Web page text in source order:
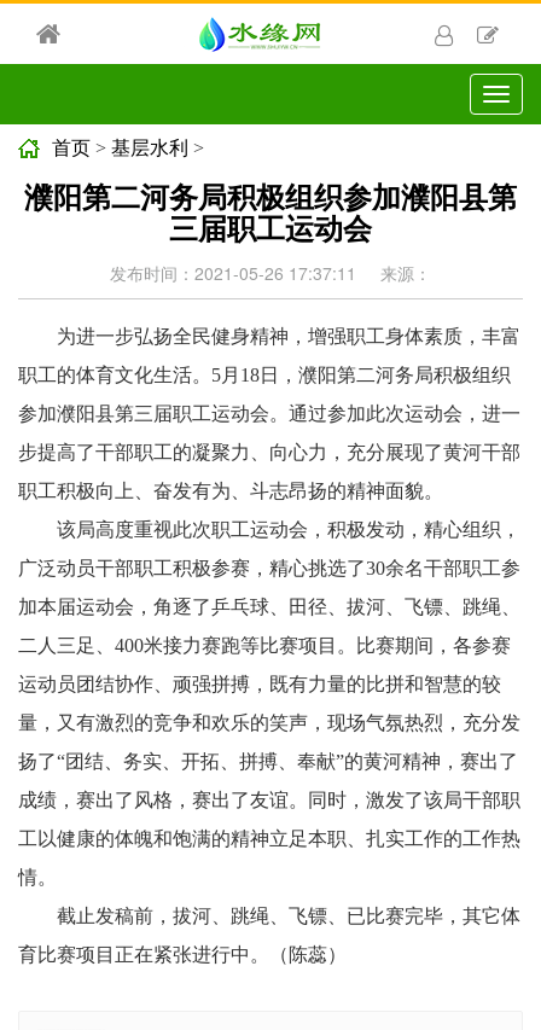
切
换
首页 > 基层水利 >
濮阳第二河务局积极组织参加濮阳县第
三届职工运动会
发布时间：2021-05-26 17:37:11 来源：
为进一步弘扬全民健身精神，增强职工身体素质，丰富
职工的体育文化生活。5月18日，濮阳第二河务局积极组织
参加濮阳县第三届职工运动会。通过参加此次运动会，进一
步提高了干部职工的凝聚力、向心力，充分展现了黄河干部
职工积极向上、奋发有为、斗志昂扬的精神面貌。
该局高度重视此次职工运动会，积极发动，精心组织，
广泛动员干部职工积极参赛，精心挑选了30余名干部职工参
加本届运动会，角逐了乒乓球、田径、拔河、飞镖、跳绳、
二人三足、400米接力赛跑等比赛项目。比赛期间，各参赛
运动员团结协作、顽强拼搏，既有力量的比拼和智慧的较
量，又有激烈的竞争和欢乐的笑声，现场气氛热烈，充分发
扬了“团结、务实、开拓、拼搏、奉献”的黄河精神，赛出了
成绩，赛出了风格，赛出了友谊。同时，激发了该局干部职
工以健康的体魄和饱满的精神立足本职、扎实工作的工作热
情。
截止发稿前，拔河、跳绳、飞镖、已比赛完毕，其它体
育比赛项目正在紧张进行中。（陈蕊）